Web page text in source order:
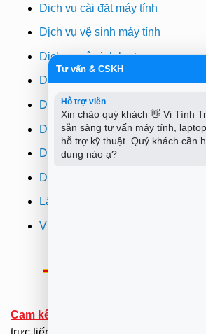
Dịch vụ cài đặt máy tính
Dịch vụ vệ sinh máy tính
Dịch vụ vệ sinh laptop
Dịch vụ cài win
Dịch vụ cứu dữ liệu
Dịch vụ sửa wifi tại nhà
Dịch vụ sửa máy in
Dịch vụ nạp mực máy in
Lắp đặt camera quan sát tphcm
Vi tính Trường Thịnh
Cam kết:
Tư vấn & CSKH
Hỗ trợ viên
Xin chào quý khách 👋 Vi Tính
sẵn sàng tư vấn máy tính,
hỗ trợ kỹ thuật. Quý khách cần
dung nào ạ?